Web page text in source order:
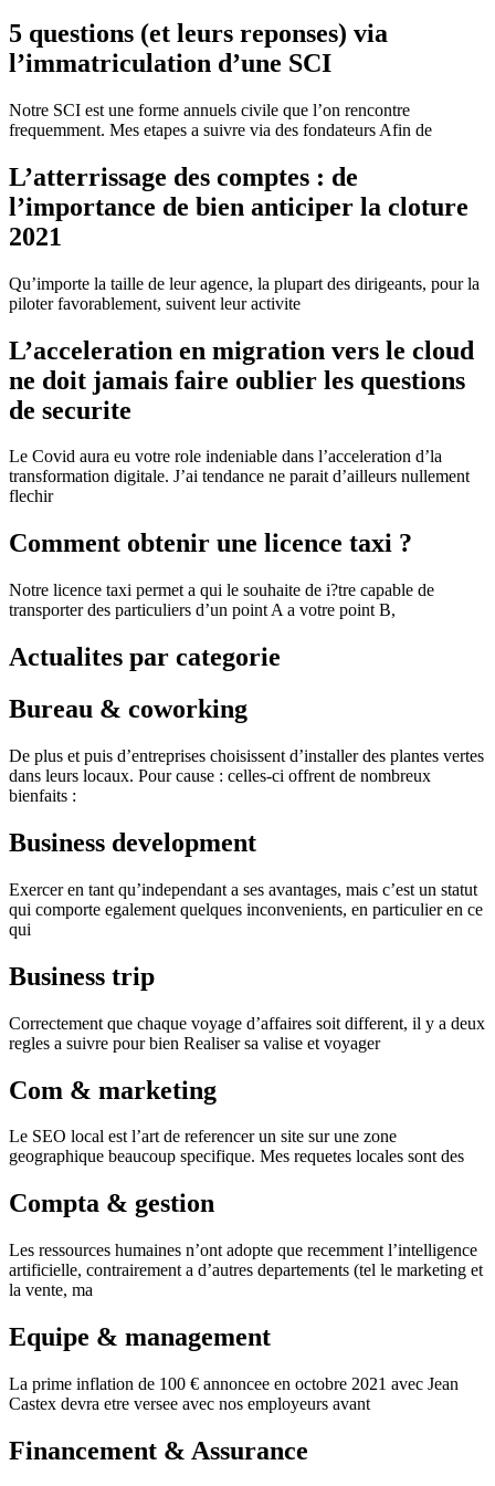
5 questions (et leurs reponses) via
l’immatriculation d’une SCI
Notre SCI est une forme annuels civile que l’on rencontre
frequemment. Mes etapes a suivre via des fondateurs Afin de
L’atterrissage des comptes : de
l’importance de bien anticiper la cloture
2021
Qu’importe la taille de leur agence, la plupart des dirigeants, pour la
piloter favorablement, suivent leur activite
L’acceleration en migration vers le cloud
ne doit jamais faire oublier les questions
de securite
Le Covid aura eu votre role indeniable dans l’acceleration d’la
transformation digitale. J’ai tendance ne parait d’ailleurs nullement
flechir
Comment obtenir une licence taxi ?
Notre licence taxi permet a qui le souhaite de i?tre capable de
transporter des particuliers d’un point A a votre point B,
Actualites par categorie
Bureau & coworking
De plus et puis d’entreprises choisissent d’installer des plantes vertes
dans leurs locaux. Pour cause : celles-ci offrent de nombreux
bienfaits :
Business development
Exercer en tant qu’independant a ses avantages, mais c’est un statut
qui comporte egalement quelques inconvenients, en particulier en ce
qui
Business trip
Correctement que chaque voyage d’affaires soit different, il y a deux
regles a suivre pour bien Realiser sa valise et voyager
Com & marketing
Le SEO local est l’art de referencer un site sur une zone
geographique beaucoup specifique. Mes requetes locales sont des
Compta & gestion
Les ressources humaines n’ont adopte que recemment l’intelligence
artificielle, contrairement a d’autres departements (tel le marketing et
la vente, ma
Equipe & management
La prime inflation de 100 € annoncee en octobre 2021 avec Jean
Castex devra etre versee avec nos employeurs avant
Financement & Assurance